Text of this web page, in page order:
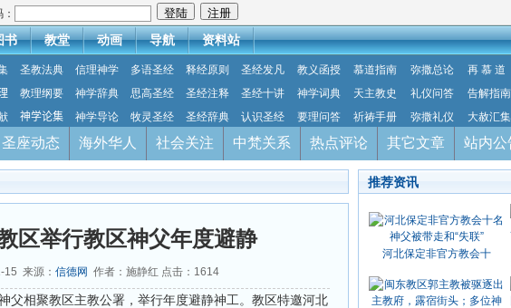
书 教堂 动画 导航 资料站
圣教法典 信理神学 多语圣经 释经原则 圣经发凡 教义函授 慕道指南 弥撒总论 再 慕 道
教理纲要 神学辞典 思高圣经 圣经注释 圣经十讲 神学词典 天主教史 礼仪问答 告解指南
神学论集 神学导论 牧灵圣经 圣经辞典 认识圣经 要理问答 祈祷手册 弥撒礼仪 大赦汇集
圣座动态 海外华人 社会关注 中梵关系 热点评论 其它文章 站内公
区举行教区神父年度避静
15 来源： 信德网 作者：施静红 点击： 1614
父相聚教区主教公署，举行年度避静神工。教区特邀河北
推荐资讯
河北保定非官方教会十